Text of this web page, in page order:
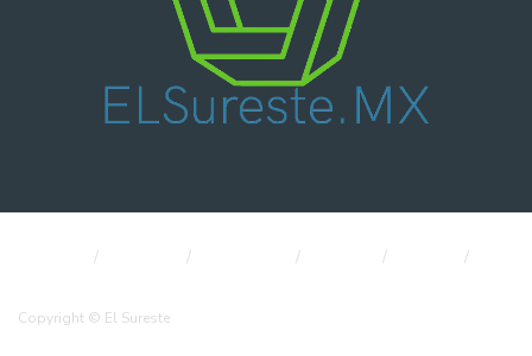
Copyright © El Sureste